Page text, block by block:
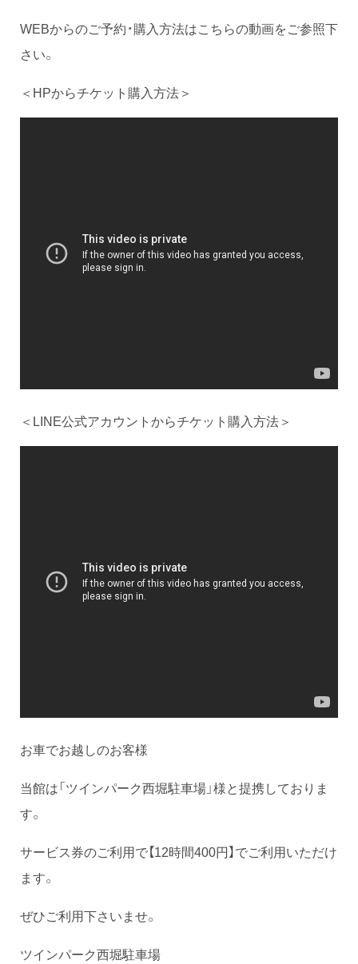
WEBからのご予約・購入方法はこちらの動画をご参照下
さい。
＜HPからチケット購入方法＞
＜LINE公式アカウントからチケット購入方法＞
お車でお越しのお客様
当館は「ツインパーク西堀駐車場」様と提携しておりま
す。
サービス券のご利用で【12時間400円】でご利用いただけ
ます。
ぜひご利用下さいませ。
ツインパーク西堀駐車場